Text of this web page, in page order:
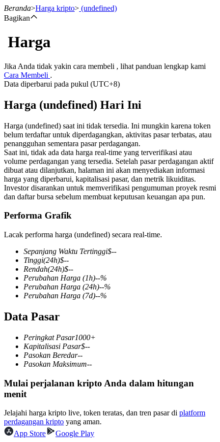
Berjangka
USDT Berjangka
Kontrak berjangka menggunakan USDT sebagai jaminannya
COIN-M Berjangka
Mata Uang Kripto Berjangka
TradFi
Derivatif saham, forex, logam mulia, dan komoditas
USDC Berjangka
Beranda>Harga kripto> (undefined)
Bagikan
Harga
Jika Anda tidak yakin cara membeli , lihat panduan lengkap kami
Cara Membeli .
Data diperbarui pada pukul (UTC+8)
Harga (undefined) Hari Ini
Harga (undefined) saat ini tidak tersedia. Ini mungkin karena token
belum terdaftar untuk diperdagangkan, aktivitas pasar terbatas, atau
penangguhan sementara pasar perdagangan.
Saat ini, tidak ada data harga real-time yang terverifikasi atau
volume perdagangan yang tersedia. Setelah pasar perdagangan aktif
dibuat atau dilanjutkan, halaman ini akan menyediakan informasi
harga yang diperbarui, kapitalisasi pasar, dan metrik likuiditas.
Investor disarankan untuk memverifikasi pengumuman proyek resmi
dan daftar bursa sebelum membuat keputusan keuangan apa pun.
Performa Grafik
Lacak performa harga (undefined) secara real-time.
Sepanjang Waktu Tertinggi$--
Tinggi(24h)$--
Rendah(24h)$--
Perubahan Harga (1h)--%
Perubahan Harga (24h)--%
Perubahan Harga (7d)--%
Data Pasar
Peringkat Pasar1000+
Kapitalisasi Pasar$--
Pasokan Beredar--
Pasokan Maksimum--
Mulai perjalanan kripto Anda dalam hitungan
menit
Jelajahi harga kripto live, token teratas, dan tren pasar di platform
perdagangan kripto yang aman.
App Store
Google Play